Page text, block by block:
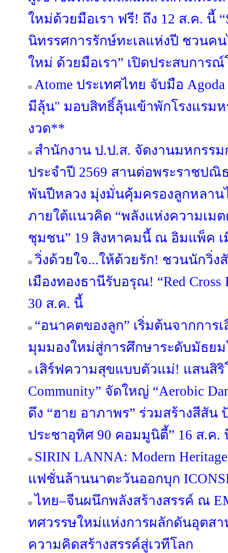
ใหม่ด้วยมือเรา ฟรี! ถึง 12 ส.ค. นี้
นิทรรศการรักษ์ทะเลแห่งปี ชวนคน
ใหม่ ด้วยมือเรา” เปิดประสบการ
Atome ประเทศไทย จับมือ
มีลุ้น" มอบสิทธิ์ลุ้นเข้าพักโรงแรม
งวด**
สำนักงาน ป.ป.ส. จัดงานมหกรร
ประจำปี 2569 สานต่อพระราชป
พันปีหลวง มุ่งมั่นคุ้มครองลูกหลา
ภายใต้แนวคิด “พลังแห่งความเม
ชุมชน” 19 สิงหาคมนี้ ณ อิมแพ็ค เ
วิ่งด้วยใจ...ให้ด้วยรัก! ชวนนักวิ่
เมืองทองธานีรับอรุณ! “Red Cross
30 ส.ค. นี้
“อนาคตของลูก” เริ่มต้นจากการ
มุมมองใหม่สู่การศึกษาระดับมัธยม
เสิร์ฟความสุขแบบตัวแม่! แสนสิริ
Community” จัดใหญ่ “Aerobic
ดึง “ฮาย อาภาพร” ร่วมสร้างสีสั
ประชาอุทิศ 90 คอมมูนิตี้” 16 ส.ค.
SIRIN LANNA: Modern
แฟชั่นล้านนาตะวันออกบุก
ไทย–จีนผนึกพลังสร้างสรรค์ ณ
ทศวรรษใหม่แห่งการผลักดันอุตส
ความคิดสร้างสรรค์สู่เวทีโลก